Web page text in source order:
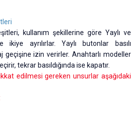
kullanım şekillerine göre Yaylı ve
ikiye ayrılırlar. Yaylı butonlar basılı
geçişine izin verirler. Anahtarlı modeller
tekrar basıldığında ise kapatır.
edilmesi gereken unsurlar aşağıdaki